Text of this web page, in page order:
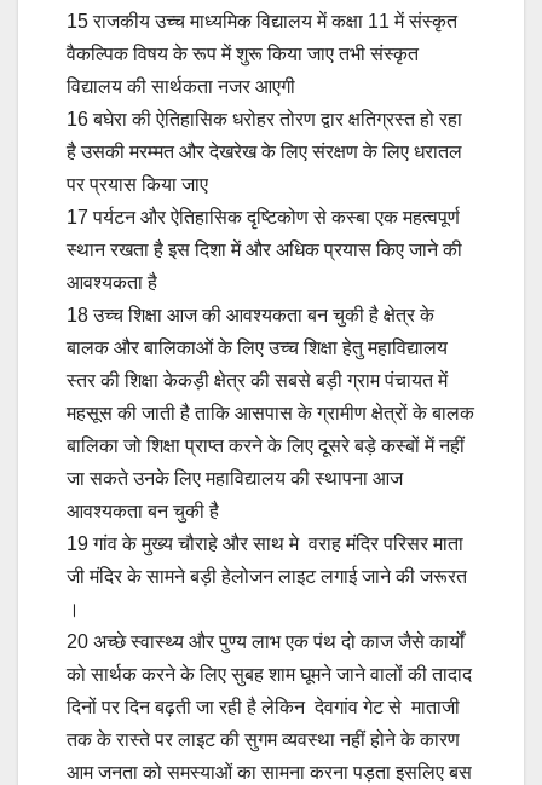
15 राजकीय उच्च माध्यमिक विद्यालय में कक्षा 11 में संस्कृत
वैकल्पिक विषय के रूप में शुरू किया जाए तभी संस्कृत
विद्यालय की सार्थकता नजर आएगी
16 बघेरा की ऐतिहासिक धरोहर तोरण द्वार क्षतिग्रस्त हो रहा
है उसकी मरम्मत और देखरेख के लिए संरक्षण के लिए धरातल
पर प्रयास किया जाए
17 पर्यटन और ऐतिहासिक दृष्टिकोण से कस्बा एक महत्वपूर्ण
स्थान रखता है इस दिशा में और अधिक प्रयास किए जाने की
आवश्यकता है
18 उच्च शिक्षा आज की आवश्यकता बन चुकी है क्षेत्र के
बालक और बालिकाओं के लिए उच्च शिक्षा हेतु महाविद्यालय
स्तर की शिक्षा केकड़ी क्षेत्र की सबसे बड़ी ग्राम पंचायत में
महसूस की जाती है ताकि आसपास के ग्रामीण क्षेत्रों के बालक
बालिका जो शिक्षा प्राप्त करने के लिए दूसरे बड़े कस्बों में नहीं
जा सकते उनके लिए महाविद्यालय की स्थापना आज
आवश्यकता बन चुकी है
19 गांव के मुख्य चौराहे और साथ मे वराह मंदिर परिसर माता
जी मंदिर के सामने बड़ी हेलोजन लाइट लगाई जाने की जरूरत
।
20 अच्छे स्वास्थ्य और पुण्य लाभ एक पंथ दो काज जैसे कार्यों
को सार्थक करने के लिए सुबह शाम घूमने जाने वालों की तादाद
दिनों पर दिन बढ़ती जा रही है लेकिन देवगांव गेट से माताजी
तक के रास्ते पर लाइट की सुगम व्यवस्था नहीं होने के कारण
आम जनता को समस्याओं का सामना करना पड़ता इसलिए बस